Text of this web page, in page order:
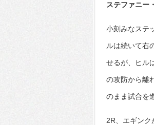
ステファニー
小刻みなステ
ルは続いて右
せるが、ヒル
の攻防から離
のまま試合を
2R、エギン